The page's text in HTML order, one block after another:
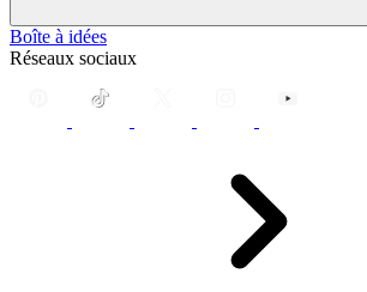
Boîte à idées
Réseaux sociaux